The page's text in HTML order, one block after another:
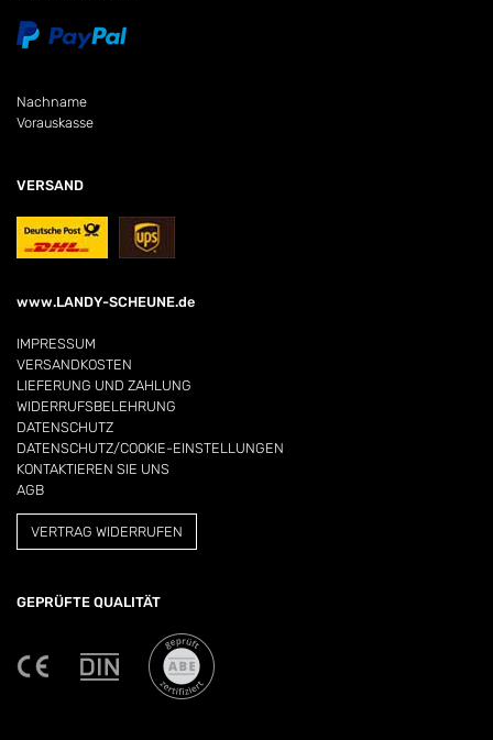
Nachname
Vorauskasse
VERSAND
www.LANDY-SCHEUNE.de
IMPRESSUM
VERSANDKOSTEN
LIEFERUNG UND ZAHLUNG
WIDERRUFSBELEHRUNG
DATENSCHUTZ
DATENSCHUTZ/COOKIE-EINSTELLUNGEN
KONTAKTIEREN SIE UNS
AGB
VERTRAG WIDERRUFEN
GEPRÜFTE QUALITÄT